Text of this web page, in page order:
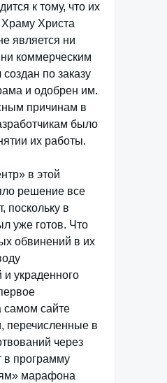
к тому, что их
Христа
является ни
коммерческим
по заказу
и одобрен им.
причинам в
было
их работы.
в этой
решение все
поскольку в
уже готов. Что
обвинений в их
украденного
самом сайте
перечисленные в
через
в программу
марафона